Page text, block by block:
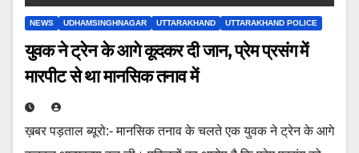
NEWS UDHAMSINGHNAGAR UTTARAKHAND UTTARAKHAND POLICE
युवक ने ट्रेन के आगे कूदकर दी जान, प्रेम प्रसंग में
मारपीट से था मानसिक तनाव में
ख़बर पड़ताल ब्यूरो:- मानसिक तनाव के चलते एक युवक ने ट्रेन के आगे